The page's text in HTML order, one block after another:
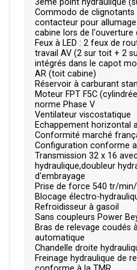
Commodo de
contacteur pour
cabine lors de l'ouverture
Feux à LED : 2 feux de
travail AV (2 sur toit + 2
intégrés dans le capot
AR (toit cabine)
Réservoir à carburant
Moteur FPT F5C
norme Phase V
Ventilateur viscostatique
Echappement horizontal
Conformité marché
Configuration conforme
Transmission 32 x 16
hydraulique,doubleur
d'embrayage
Prise de force 540 tr/
Blocage électro-
Refroidisseur à gasoil
Sans coupleurs Power
Bras de relevage coudés
automatique
Chandelle droite
Freinage hydraulique de